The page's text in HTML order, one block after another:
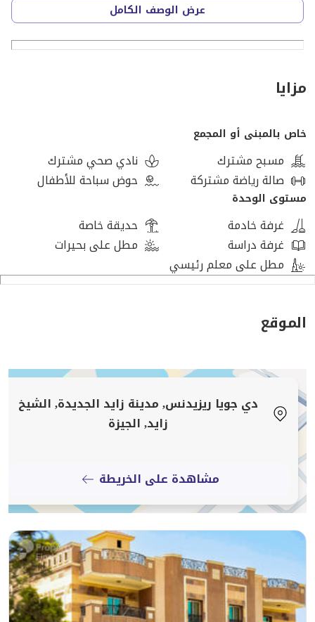
_______________________________
زايد الجديدة بأفضل موقع مباشرة علي طريق الضبعة
تبعد 5 دقائق من الشيخ زايد
7 دقائق من مول مصر
7 دقائق من مول العرب
_______________________________
الخدمات :-
امن 24 ساعة
كاميرات
حمامات سباحة
جيم
عرض الوصف الكامل
مزايا
خاص بالمبنى أو المجمع
مسبح مشترك
نادي صحي مشترك
صالة رياضة مشتركة
حوض سباحة للأطفال
مستوى الوحدة
غرفة خادمة
حديقة خاصة
غرفة دراسة
مطل على بحيرات
مطل على معلم رئيسي
الموقع
دي جويا ريزيدنس, مدينة زايد الجديدة, الشيخ
زايد, الجيزة
مشاهدة على الخريطة